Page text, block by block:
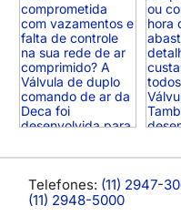
Telefones: (11) 2947-
(11) 2948-5000